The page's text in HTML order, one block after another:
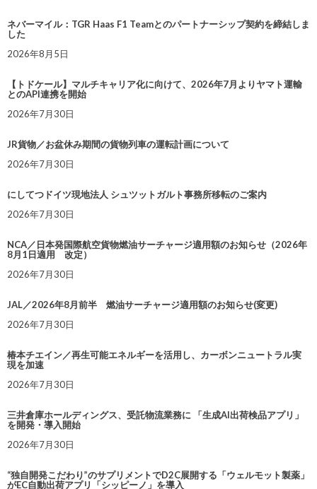
ネバーマイル：TGR Haas F1 Teamとのパートナーシップ契約を締結しま
した
2026年8月5日
【トドケール】マルチキャリア化に向けて、2026年7月よりヤマト運輸
とのAPI連携を開始
2026年7月30日
JR貨物／お盆休み期間の貨物列車の運転計画について
2026年7月30日
にしてつドイツ現地法人 シュツットガルト事務所移転のご案内
2026年7月30日
NCA／日本発国際航空貨物燃油サーチャージ適用額のお知らせ（2026年
8月1日適用 改定）
2026年7月30日
JAL／2026年8月前半 燃油サーチャージ適用額のお知らせ(変更)
2026年7月30日
椿本チエイン／再生可能エネルギーを活用し、カーボンニュートラル実
現を加速
2026年7月30日
三井倉庫ホールディングス、受託物流業務に 「生成AI出荷検品アプリ」
を開発・導入開始
2026年7月30日
“独自開発こだわり”のサプリメントでD2C展開する「ウェルモット製薬」
がEC自動出荷アプリ「シッピーノ」を導入